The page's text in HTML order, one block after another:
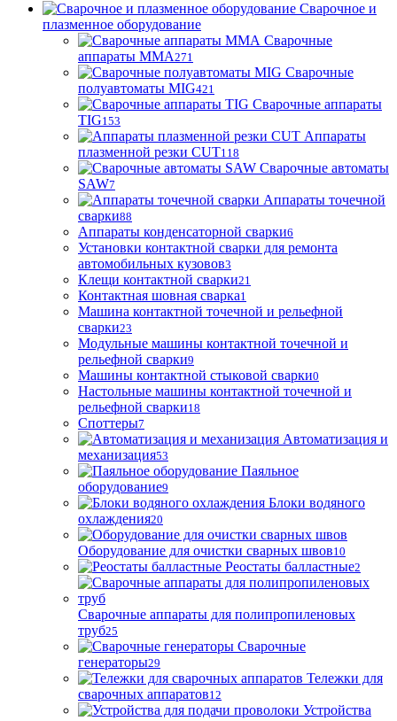
Сварочное и
плазменное оборудование
Сварочные
аппараты MMA271
Сварочные
полуавтоматы MIG421
Сварочные аппараты
TIG153
Аппараты
плазменной резки CUT118
Сварочные автоматы
SAW7
Аппараты точечной
сварки88
Аппараты конденсаторной сварки6
Установки контактной сварки для ремонта
автомобильных кузовов3
Клещи контактной сварки21
Контактная шовная сварка1
Машина контактной точечной и рельефной
сварки23
Модульные машины контактной точечной и
рельефной сварки9
Машины контактной стыковой сварки0
Настольные машины контактной точечной и
рельефной сварки18
Споттеры7
Автоматизация и
механизация53
Паяльное
оборудование9
Блоки водяного
охлаждения20
Оборудование для очистки сварных швов10
Реостаты балластные2
Сварочные аппараты для полипропиленовых
труб25
Сварочные
генераторы29
Тележки для
сварочных аппаратов12
Устройства